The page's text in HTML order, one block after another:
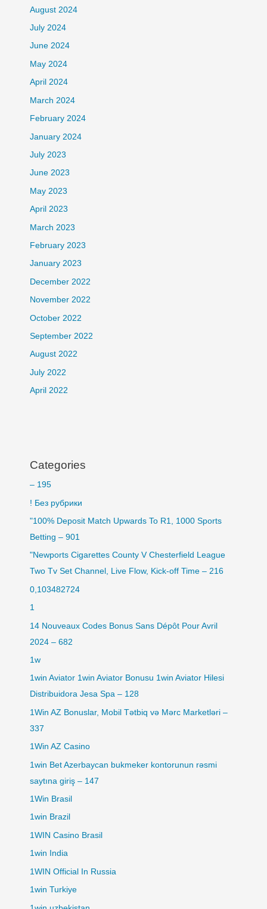
August 2024
July 2024
June 2024
May 2024
April 2024
March 2024
February 2024
January 2024
July 2023
June 2023
May 2023
April 2023
March 2023
February 2023
January 2023
December 2022
November 2022
October 2022
September 2022
August 2022
July 2022
April 2022
Categories
– 195
! Без рубрики
"100% Deposit Match Upwards To R1, 1000 Sports
Betting – 901
"Newports Cigarettes County V Chesterfield League
Two Tv Set Channel, Live Flow, Kick-off Time – 216
0,103482724
1
14 Nouveaux Codes Bonus Sans Dépôt Pour Avril
2024 – 682
1w
1win Aviator 1win Aviator Bonusu 1win Aviator Hilesi
Distribuidora Jesa Spa – 128
1Win AZ Bonuslar, Mobil Tətbiq və Mərc Marketləri –
337
1Win AZ Casino
1win Bet Azerbaycan bukmeker kontorunun rəsmi
saytına giriş – 147
1Win Brasil
1win Brazil
1WIN Casino Brasil
1win India
1WIN Official In Russia
1win Turkiye